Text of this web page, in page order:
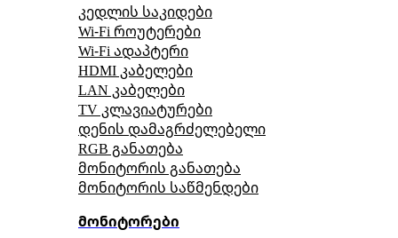
კედლის საკიდები
Wi-Fi როუტერები
Wi-Fi ადაპტერი
HDMI კაბელები
LAN კაბელები
TV კლავიატურები
დენის დამაგრძელებელი
RGB განათება
მონიტორის განათება
მონიტორის საწმენდები
მონიტორები